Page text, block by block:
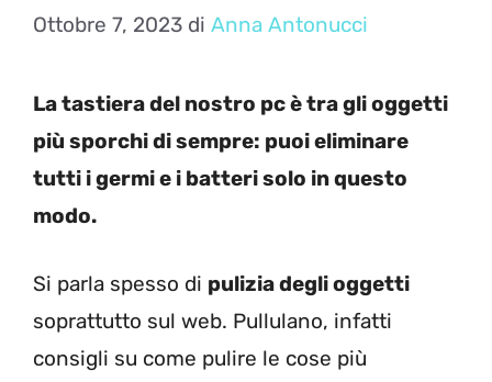
Ottobre 7, 2023 di Anna Antonucci
La tastiera del nostro pc è tra gli oggetti
più sporchi di sempre: puoi eliminare
tutti i germi e i batteri solo in questo
modo.
Si parla spesso di pulizia degli oggetti
soprattutto sul web. Pullulano, infatti
consigli su come pulire le cose più